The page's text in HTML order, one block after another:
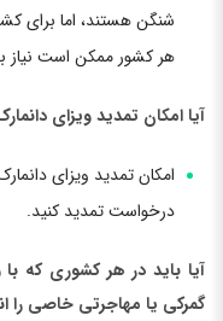
شنگن هستند، اما برای
هر کشور ممکن است نیاز
آیا امکان تمدید ویزای
امکان تمدید ویزای
درخواست تمدید کنید.
آیا باید در هر کشوری که
گمرکی یا مهاجرتی خاصی را